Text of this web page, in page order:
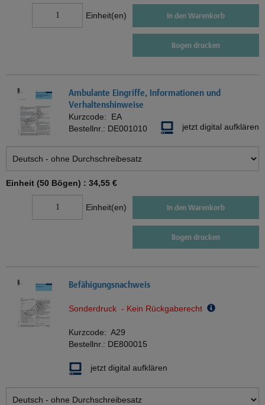
Einheit(en) In den Warenkorb
Bogen drucken
Ambulante Eingriffe, Informationen und
Verhaltenshinweise
Kurzcode: EA
Bestellnr.: DE001010 jetzt digital aufklären
Einheit (50 Bögen) : 34,55 €
Einheit(en) In den Warenkorb
Bogen drucken
Befähigungsnachweis
Sonderdruck - Kein Rückgaberecht
Kurzcode: A29
Bestellnr.: DE800015
jetzt digital aufklären